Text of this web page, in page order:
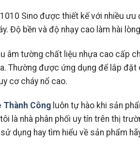
Sino được thiết kế với nhiều
Độ bền và độ nhạy cao làm hài
âm tường chất liệu nhựa cao cấp
Thường được ứng dụng để lắp
cơ cháy nổ cao.
Thành Công luôn tự hào khi sản
là nhà phân phối uy tín trên thị
dụng hay tìm hiểu về sản phẩm